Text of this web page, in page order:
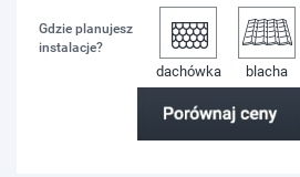
Gdzie planujesz
instalacje?
dachówka blacha